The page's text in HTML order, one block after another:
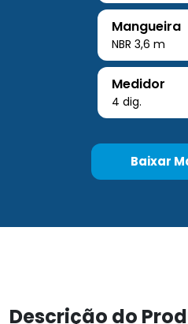
Mangueira
NBR 3,6 m
Medidor
4 dig.
Baixar
Descrição do